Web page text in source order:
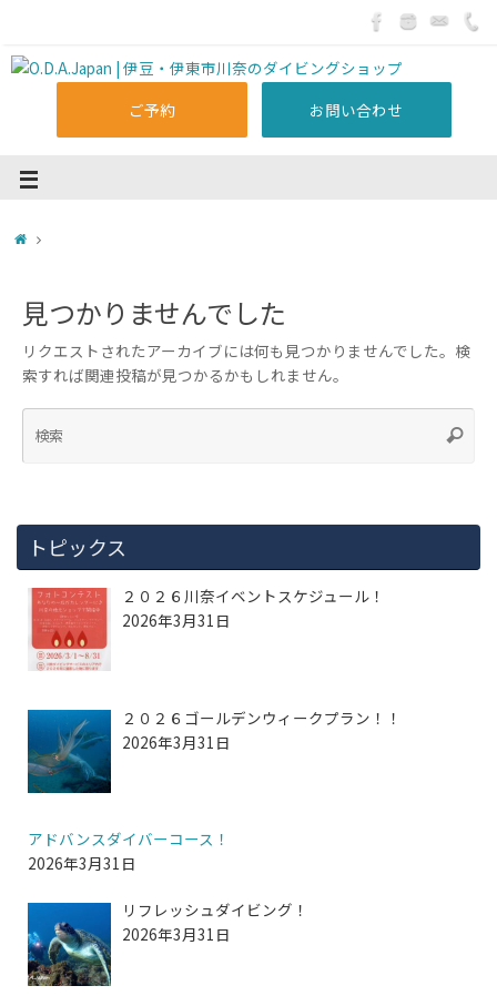
ご予約 お問い合わせ
見つかりませんでした
リクエストされたアーカイブには何も見つかりませんでした。検
索すれば関連投稿が見つかるかもしれません。
トピックス
２０２６川奈イベントスケジュール！
2026年3月31日
２０２６ゴールデンウィークプラン！！
2026年3月31日
アドバンスダイバーコース！
2026年3月31日
リフレッシュダイビング！
2026年3月31日